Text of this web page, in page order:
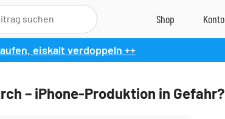
eiskalt verdoppeln ++
– iPhone-Produktion in Gefahr?